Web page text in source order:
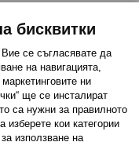
бисквитки
се съгласявате да
на навигацията,
ни
ще се инсталират
са нужни за правилното
кои категории
използване на